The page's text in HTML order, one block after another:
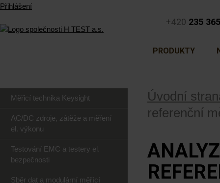
+420 235
PRODUKTY
Přihlášení
Úvodní
referenční
Měřicí technika Keysight
AC/DC zdroje, zátěže a měření
el. výkonu
Testování EMC a testery el.
bezpečnosti
Sběr dat a modulární měřící